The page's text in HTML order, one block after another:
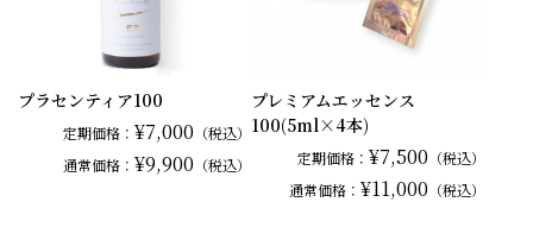
プラセンティア100
定期価格：¥7,000 （税込）
通常価格：¥9,900 （税込）
プレミアムエッセンス
100(5ml×4本)
定期価格： ¥7,500 （税込）
通常価格： ¥11,000 （税込）